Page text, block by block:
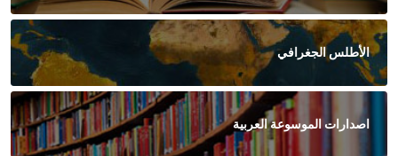
الأطلس الجغرافي
اصدارات الموسوعة العربية